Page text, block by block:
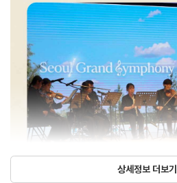
상세정보 더보기